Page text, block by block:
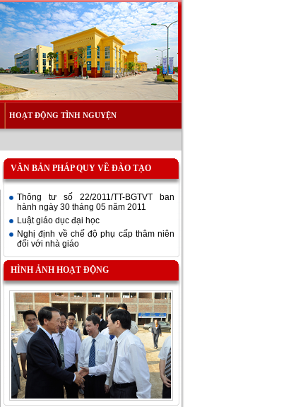
HOẠT ĐỘNG TÌNH NGUYỆN
VĂN BẢN PHÁP QUY VỀ ĐÀO TẠO
Thông tư số 22/2011/TT-BGTVT ban
hành ngày 30 tháng 05 năm 2011
Luật giáo dục đại học
Nghị định về chế độ phụ cấp thâm niên
đối với nhà giáo
HÌNH ẢNH HOẠT ĐỘNG